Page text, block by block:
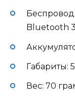
Bluetooth
Габариты:
Вес: 70